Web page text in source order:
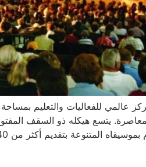
المتنوعة بتقديم أكثر من 140 […]